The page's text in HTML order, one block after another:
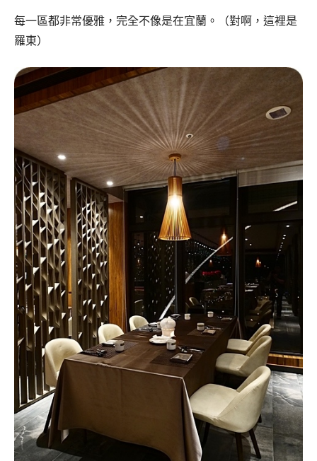
每一區都非常優雅，完全不像是在宜蘭。（對啊，這裡是
羅東）